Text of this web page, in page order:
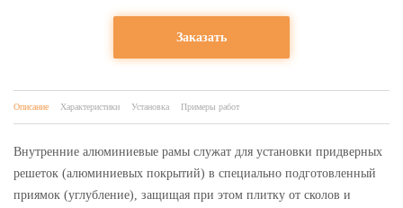
Заказать
Описание Характеристики Установка Примеры работ
Внутренние алюминиевые рамы служат для установки придверных
решеток (алюминиевых покрытий) в специально подготовленный
приямок (углубление), защищая при этом плитку от сколов и